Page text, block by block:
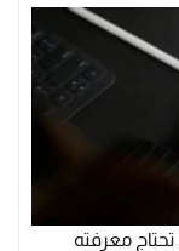
معرفته